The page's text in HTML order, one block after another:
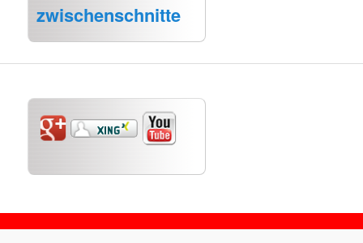
zwischenschnitte